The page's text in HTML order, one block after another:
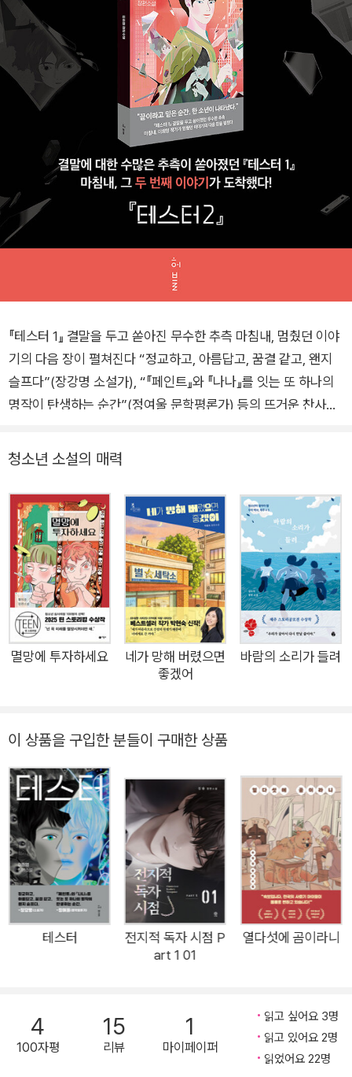
『테스터 1』 결말을 두고 쏟아진 무수한 추측 마침내, 멈췄던 이야
기의 다음 장이 펼쳐진다 “정교하고, 아름답고, 꿈결 같고, 왠지
슬프다”(장강명 소설가), “『페인트』와 『나나』를 잇는 또 하나의
명작이 탄생하는 순간”(정여울 문학평론가) 등의 뜨거운 찬사를
년 SF 베스트셀러로 자리매김한 지 3년, 마침내 그 속편인 『테스
전염병으로부터 살아남은 두 소년 ‘마오’와 ‘하라’의 이야기로,
‘바이러스 임상 테스터’라는 소재를 중점적으로 다룬다. 하라를
테스터로 삼아서라도 자신이 원하는 삶을 살고자 했던 마오. 하지
만 치료제가 거의 완성될 무렵, 사실 자신이 하라의 테스터였으며
모두에게 속았다는 것을 깨닫고는 스스로 생을 마감하려 한다. 하
지만 마오가 옥상에 오르는 마지막 장면은 그의 생사에 대한 다양
한 추측을 불러왔고, 이는 뒷이야기를 들려달라는 독자 요청으로
이어졌다. 그리고 드디어, 이희영 작가가 멈춰 있던 이야기의 다
음 장을 펼쳐 보였다. 『테스터 2』는 마오가 옥상에 오른 지 3년
수할 날만을 기다린다. 그러던 중 강 회장을 위협할 비밀을 쥐고
있는 테스터 프로젝트 총 책임자 ‘이 선생’을 찾아내 그녀와 만난
다. 그 과정에서 이 선생이 후원하고 있다던 ‘류온’이라는 소년을
마주하게 되는데, 이때 하라와 독자 모두 같은 의문을 품게 된다.
이 선생과 류온은 과연 무슨 관계일까? 이처럼 전편에서 맛볼 수
있었던 반전과 미스터리를 중심으로 치밀하게 짜인 서사를 『테스
터 2』에서도 맛볼 수 있으며 거기에 속편만의 특별한 매력까지
더해졌다. 그것은 바로 전편에서 차곡차곡 쌓아온 마오와 하라 사
이의 히스토리다. 이를 기반으로 한 하라의 심리 묘사가 긴장감
넘치게 전개되며, 특히 후반부에서 마오에 대한 죄책감과 자신의
뿐만 아니라 주변 인물까지 비추며, 독자로 하여금 결국 어떤 결
말에 이르게 될지 기대하게 만든다. 왜곡된 기억과 감춰진 진실로
뒤얽힌 전편과 속편 ‘과거의 목소리’에 공명하며 진실에 다가서는
청소년 소설의 매력
멸망에 투자하세요
네가 망해 버렸으면
좋겠어
바람의 소리가 들려
이 상품을 구입한 분들이 구매한 상품
테스터
전지적 독자 시점 P
art 1 01
열다섯에 곰이라니
4
100자평
15
리뷰
1
마이페이퍼
읽고 싶어요 3명
읽고 있어요 2명
읽었어요 22명